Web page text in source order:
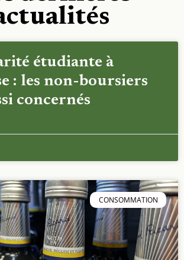
étudiante à
: les non-boursiers
concernés
CONSOMMATION